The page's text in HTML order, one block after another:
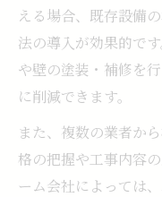
える場合、既存設備
法の導入が効果的で
や壁の塗装・補修を
に削減できます。
また、複数の業者か
格の把握や工事内容
ーム会社によっては